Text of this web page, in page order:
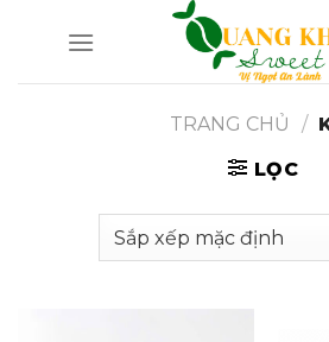
TRANG CHỦ
/
LỌC